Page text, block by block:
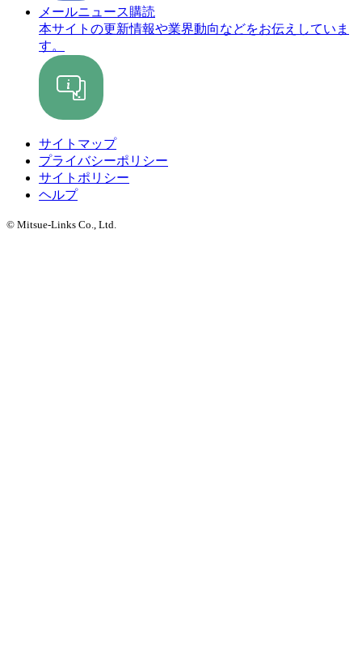
メールニュース購読
本サイトの更新情報や業界動向などをお伝えしていま
す。
サイトマップ
プライバシーポリシー
サイトポリシー
ヘルプ
© Mitsue-Links Co., Ltd.